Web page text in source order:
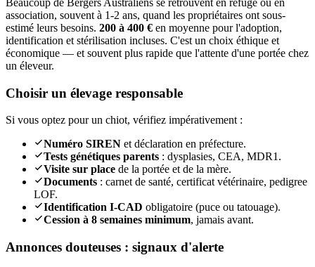
association, souvent à 1-2 ans, quand les propriétaires ont sous-
estimé leurs besoins. 200 à 400 € en moyenne pour l'adoption,
identification et stérilisation incluses. C'est un choix éthique et
économique — et souvent plus rapide que l'attente d'une portée chez
un éleveur.
Choisir un élevage responsable
Si vous optez pour un chiot, vérifiez impérativement :
Numéro SIREN et déclaration en préfecture.
Tests génétiques parents : dysplasies, CEA, MDR1.
Visite sur place de la portée et de la mère.
Documents : carnet de santé, certificat vétérinaire, pedigree
LOF.
Identification I-CAD obligatoire (puce ou tatouage).
Cession à 8 semaines minimum, jamais avant.
Annonces douteuses : signaux d'alerte